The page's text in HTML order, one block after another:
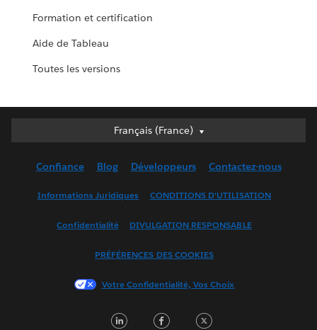
Formation et certification
Aide de Tableau
Toutes les versions
Français (France)
Français (France)
English (UK)
Français (Canada)
한국어
Português
Confiance Blog Développeurs Contactez-nous
Informations Juridiques CONDITIONS D'UTILISATION
Confidentialité DIVULGATION RESPONSABLE
PRÉFÉRENCES DES COOKIES
Votre Confidentialité, Vos Choix
LinkedInFacebook